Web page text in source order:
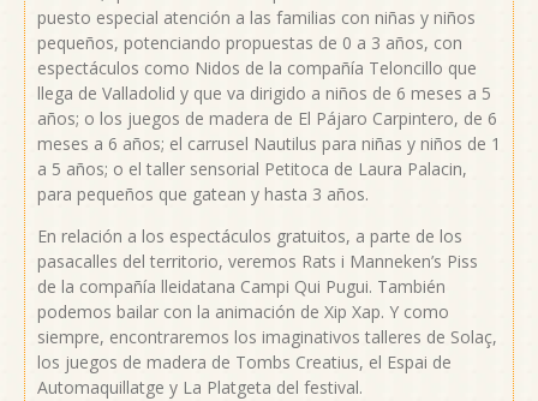
puesto especial atención a las familias con niñas y niños
pequeños, potenciando propuestas de 0 a 3 años, con
espectáculos como Nidos de la compañía Teloncillo que
llega de Valladolid y que va dirigido a niños de 6 meses a 5
años; o los juegos de madera de El Pájaro Carpintero, de 6
meses a 6 años; el carrusel Nautilus para niñas y niños de 1
a 5 años; o el taller sensorial Petitoca de Laura Palacin,
para pequeños que gatean y hasta 3 años.
En relación a los espectáculos gratuitos, a parte de los
pasacalles del territorio, veremos Rats i Manneken’s Piss
de la compañía lleidatana Campi Qui Pugui. También
podemos bailar con la animación de Xip Xap. Y como
siempre, encontraremos los imaginativos talleres de Solaç,
los juegos de madera de Tombs Creatius, el Espai de
Automaquillatge y La Platgeta del festival.